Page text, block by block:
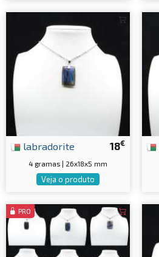
18€
labradorite
4 gramas | 26x18x5 mm
Veja o produto
PRO